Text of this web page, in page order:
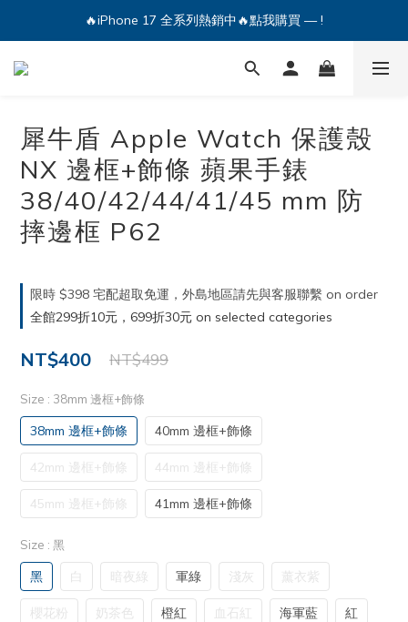
🔥iPhone 17 全系列熱銷中🔥點我購買 — !
🔥iPhone 17 全系列熱銷中🔥點我購買 — !
💕加入Q哥 Line 新好友領優惠券！🎫
犀牛盾 Apple Watch 保護殼
NX 邊框+飾條 蘋果手錶
38/40/42/44/41/45 mm 防
摔邊框 P62
限時 $398 宅配超取免運，外島地區請先與客服聯繫 on order
全館299折10元，699折30元 on selected categories
NT$400 NT$499
Size : 38mm 邊框+飾條
38mm 邊框+飾條 40mm 邊框+飾條
42mm 邊框+飾條 44mm 邊框+飾條
45mm 邊框+飾條 41mm 邊框+飾條
Size : 黑
黑 白 暗夜綠 軍綠 淺灰 薰衣紫
櫻花粉 奶茶色 橙紅 血石紅 海軍藍 紅